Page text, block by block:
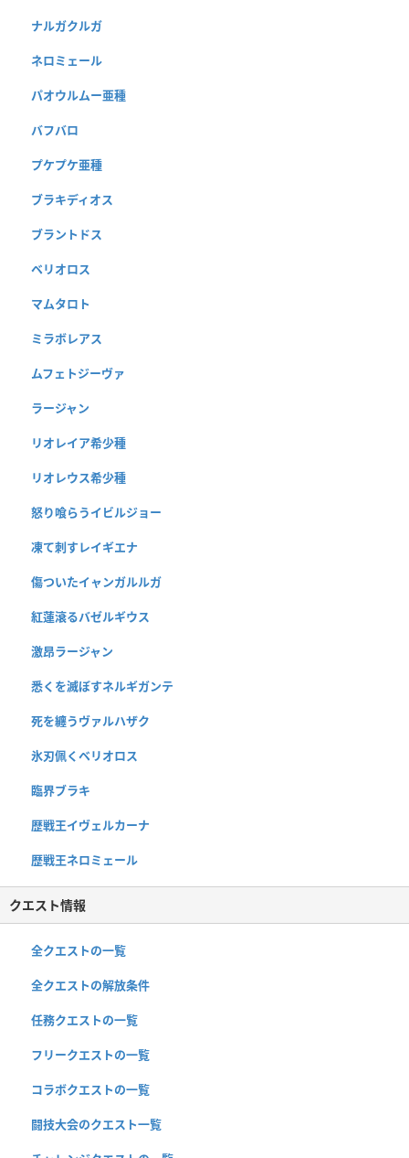
ナルガクルガ
ネロミェール
パオウルムー亜種
バフバロ
プケプケ亜種
ブラキディオス
ブラントドス
ベリオロス
マムタロト
ミラボレアス
ムフェトジーヴァ
ラージャン
リオレイア希少種
リオレウス希少種
怒り喰らうイビルジョー
凍て刺すレイギエナ
傷ついたイャンガルルガ
紅蓮滾るバゼルギウス
激昂ラージャン
悉くを滅ぼすネルギガンテ
死を纏うヴァルハザク
氷刃佩くベリオロス
臨界ブラキ
歴戦王イヴェルカーナ
歴戦王ネロミェール
クエスト情報
全クエストの一覧
全クエストの解放条件
任務クエストの一覧
フリークエストの一覧
コラボクエストの一覧
闘技大会のクエスト一覧